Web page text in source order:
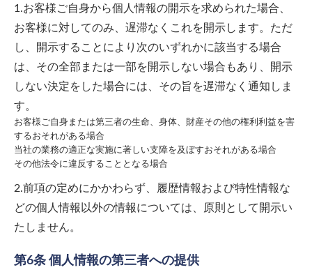
1.お客様ご自身から個人情報の開示を求められた場合、
お客様に対してのみ、遅滞なくこれを開示します。ただ
し、開示することにより次のいずれかに該当する場合
は、その全部または一部を開示しない場合もあり、開示
しない決定をした場合には、その旨を遅滞なく通知しま
す。
お客様ご自身または第三者の生命、身体、財産その他の権利利益を害
するおそれがある場合
当社の業務の適正な実施に著しい支障を及ぼすおそれがある場合
その他法令に違反することとなる場合
2.前項の定めにかかわらず、履歴情報および特性情報な
どの個人情報以外の情報については、原則として開示い
たしません。
第6条 個人情報の第三者への提供